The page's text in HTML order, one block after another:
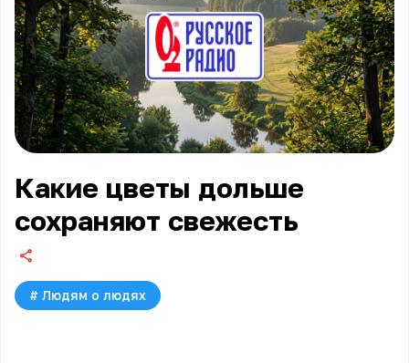
Какие цветы дольше
сохраняют свежесть
# Людям о людях